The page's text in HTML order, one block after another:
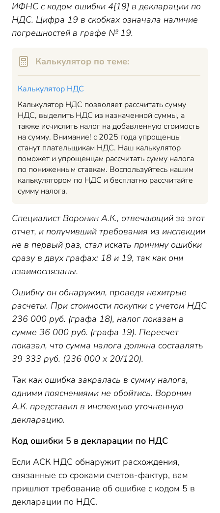
ИФНС с кодом ошибки 4[19] в декларации по
НДС. Цифра 19 в скобках означала наличие
погрешностей в графе № 19.
Калькулятор по теме:
Калькулятор НДС
Калькулятор НДС позволяет рассчитать сумму
НДС, выделить НДС из назначенной суммы, а
также исчислить налог на добавленную стоимость
на сумму. Внимание! с 2025 года упрощенцы
станут плательщикам НДС. Наш калькулятор
поможет и упрощенцам рассчитать сумму налога
по пониженным ставкам. Воспользуйтесь нашим
калькулятором по НДС и бесплатно рассчитайте
сумму налога.
Специалист Воронин А.К., отвечающий за этот
отчет, и получивший требования из инспекции
не в первый раз, стал искать причину ошибки
сразу в двух графах: 18 и 19, так как они
взаимосвязаны.
Ошибку он обнаружил, проведя нехитрые
расчеты. При стоимости покупки с учетом НДС
236 000 руб. (графа 18), налог показан в
сумме 36 000 руб. (графа 19). Пересчет
показал, что сумма налога должна составлять
39 333 руб. (236 000 х 20/120).
Так как ошибка закралась в сумму налога,
одними пояснениями не обойтись. Воронин
А.К. представил в инспекцию уточненную
декларацию.
Код ошибки 5 в декларации по НДС
Если АСК НДС обнаружит расхождения,
связанные со сроками счетов-фактур, вам
пришлют требование об ошибке с кодом 5 в
декларации по НДС.